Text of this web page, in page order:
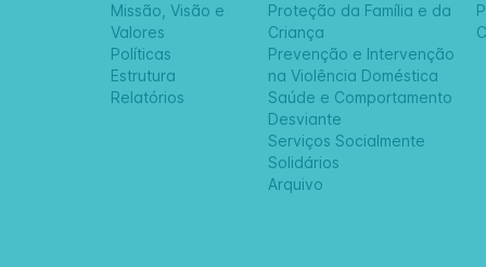
Missão, Visão e
Valores
Políticas
Estrutura
Relatórios
Proteção da Família e da
Criança
Prevenção e Intervenção
na Violência Doméstica
Saúde e Comportamento
Desviante
Serviços Socialmente
Solidários
Arquivo